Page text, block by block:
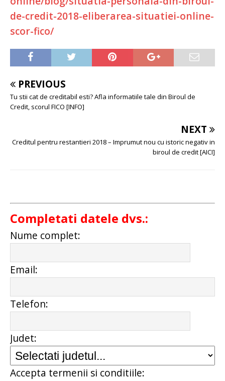
de-credit-2018-eliberarea-situatiei-online-
scor-fico/
PREVIOUS
Tu stii cat de creditabil esti? Afla informatiile tale din Biroul de
Credit, scorul FICO [INFO]
NEXT
Creditul pentru restantieri 2018 – Imprumut nou cu istoric negativ in
biroul de credit [AICI]
Completati datele dvs.:
Nume complet:
Email:
Telefon:
Judet:
Accepta termenii si conditiile: